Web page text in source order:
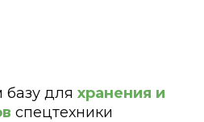
для хранения и
спецтехники